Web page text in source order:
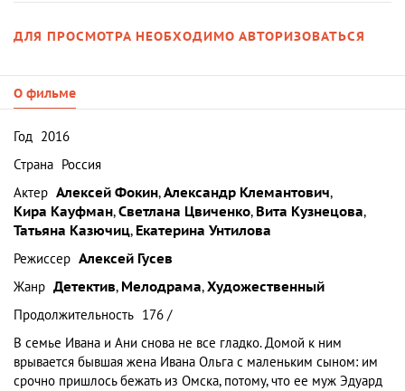
ДЛЯ ПРОСМОТРА НЕОБХОДИМО АВТОРИЗОВАТЬСЯ
О фильме
Год 2016
Страна Россия
Актер Алексей Фокин,Александр Клемантович,
Кира Кауфман,Светлана Цвиченко, Вита Кузнецова,
Татьяна Казючиц, Екатерина Унтилова
Режиссер Алексей Гусев
Жанр Детектив, Мелодрама,Художественный
Продолжительность 176 /
В семье Ивана и Ани снова не все гладко. Домой к ним
врывается бывшая жена Ивана Ольга с маленьким сыном: им
срочно пришлось бежать из Омска, потому, что ее муж Эдуард